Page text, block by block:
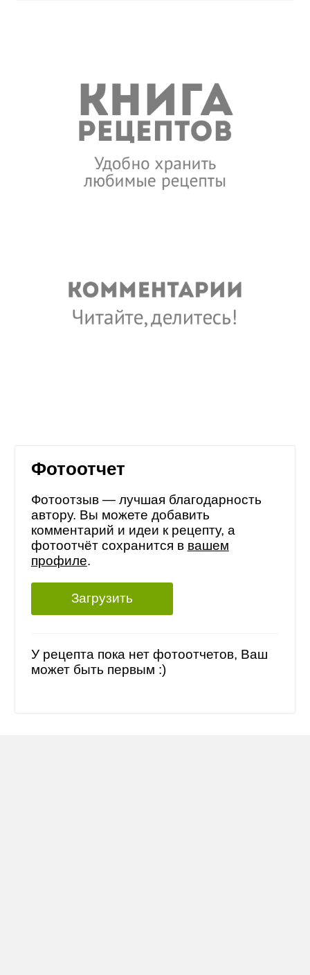
Фотоотчет
Фотоотзыв — лучшая благодарность
автору. Вы можете добавить
комментарий и идеи к рецепту, а
фотоотчёт сохранится в вашем
профиле.
Загрузить
У рецепта пока нет фотоотчетов, Ваш
может быть первым :)